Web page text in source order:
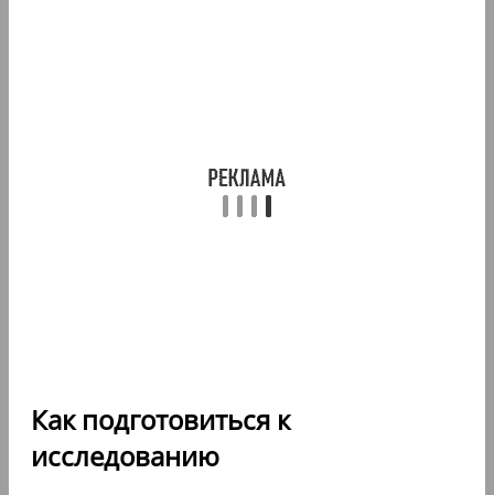
Как подготовиться к
исследованию